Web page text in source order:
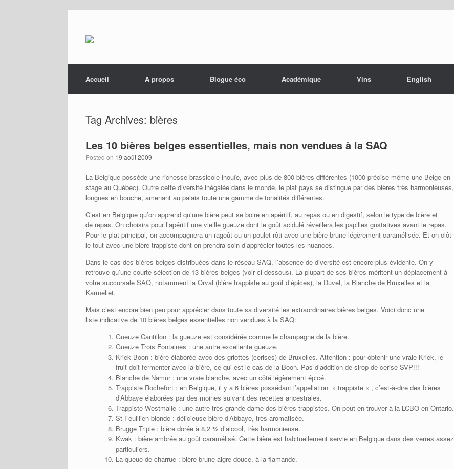
Accueil
À propos Blogue éco Académique Vins English
Tag Archives: bières
Les 10 bières belges essentielles, mais non vendues à la SAQ
Posted on 19 août 2009
La Belgique possède une richesse brassicole inouïe, avec plus de 800 bières différentes (1000 précise même une Belge en
stage au Québec). Outre cette diversité inégalée dans le monde, le plat pays se distingue par des bières très harmonieuses,
longues en bouche, amenant au palais toute une gamme de tonalités différentes.
C’est en Belgique qu’on apprend qu’une bière peut se boire en apéritif, au repas ou en digestif, selon le type de bière et
de repas. On choisira pour l’apéritif une vieille gueuze dont le goût acidulé réveillera les papilles gustatives avant le repas.
Pour le plat principal, on accompagnera un ragoût ou un poulet rôti avec une bière brune légèrement caramélisée. Et on clôt
le tout avec une bière trappiste dont on prendra soin d’apprécier toutes les nuances.
Dans le cas des bières belges distribuées dans le réseau SAQ, l’absence de diversité est encore plus évidente. On y
retrouve qu’une courte sélection de 13 bières belges (voir ci-dessous). La plupart de ses bières méritent un déplacement à
votre succursale SAQ, notamment la Orval (bière trappiste au goût d’épices), la Duvel, la Blanche de Bruxelles et la
Karmeliet.
Mais c’est encore bien peu pour apprécier dans toute sa diversité les extraordinaires bières belges. Voici donc une
liste indicative de 10 bières belges essentielles non vendues à la SAQ:
Gueuze Cantillon : la gueuze est considérée comme le champagne de la bière.
Gueuze Trois Fontaines : une autre excellente gueuze.
Kriek Boon : bière élaborée avec des griottes (cerises) de Bruxelles. Attention : pour obtenir une vraie Kriek, le
fruit doit fermenter avec la bière, ce qui est le cas de la Boon. Pas d’addition de sirop de cerise SVP!!!
Blanche de Namur : une vraie blanche, avec un côté légèrement épicé.
Trappiste Rochefort : en Belgique, il y a 6 bières possédant l’appellation » trappiste « , c’est-à-dire des bières
d’Abbaye élaborées par des moines suivant des recettes ancestrales.
Trappiste Westmalle : une autre très grande dame des bières trappistes. On peut en trouver à la LCBO en Ontario.
St-Feuillien blonde : délicieuse bière d’Abbaye, très aromatisée.
Brugge Triple : bière dorée à 8,2 % d’alcool, très harmonieuse.
Kwak : bière ambrée au goût caramélisé. Cette bière est habituellement servie en Belgique dans des verres assez
particuliers.
La queue de charrue : bière brune aigre-douce, à la flamande.